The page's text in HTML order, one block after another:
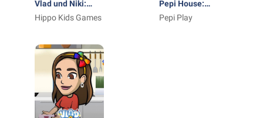
Vlad und Niki:
Autoservice
Hippo Kids Games
Pepi House:
Happy Family
Pepi Play